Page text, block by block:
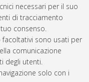
necessari per il suo
di tracciamento
consenso.
sono usati per
comunicazione
degli utenti.
solo con i
del vigneto (Cv
Corso di Studio in
, Documento full-
7 16:01:15 2026 CEST